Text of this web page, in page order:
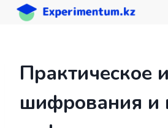
Перейти
Практическое
шифрования и